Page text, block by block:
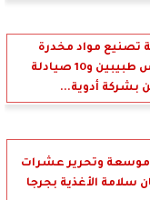
مواد مخدرة
بسوهاج..حبس طبيبين و10 صيادلة
بشركة أدوية...
وتحرير عشرات
سلامة الأغذية بجرجا